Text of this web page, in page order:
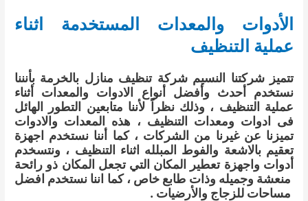
الأدوات والمعدات المستخدمة اثناء
عملية التنظيف
تتميز شركتنا النسيم شركة تنظيف منازل بالخرمة بأنننا
نستخدم أحدث وأفضل أنواع الادوات والمعدات أثناء
عملية التنظيف ، وذلك نظراً لأننا متابعين التطور الهائل
فى ادوات ومعدات التنظيف ، هذه المعدات والادوات
تميزنا عن غيرنا من الشركات ، كما أننا نستخدم اجهزة
تعقيم بالاشعة والفوط المبلله اثناء التنظيف ، ونتسخدم
أدوات واجهزة تعطير المكان التي تجعل المكان ذو رائحة
منعشة وجميله وذات طابع خاص ، كما اننا نستخدم افضل
مساحات للزجاج والأرضيات .